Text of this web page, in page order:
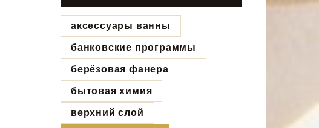
аксессуары ванны
банковские программы
берёзовая фанера
бытовая химия
верхний слой